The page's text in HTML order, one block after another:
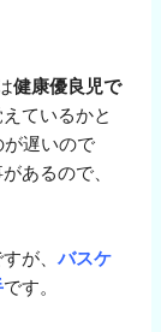
健康優良児で
ているかと
遅いので
あるので、
すが、バスケ
です。